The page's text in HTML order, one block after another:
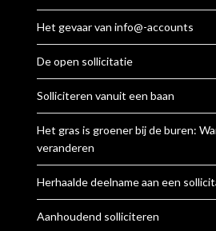
Het gevaar van info@-accounts
De open sollicitatie
Solliciteren vanuit een baan
Het gras is groener bij de buren:
veranderen
Herhaalde deelname aan een
Aanhoudend solliciteren